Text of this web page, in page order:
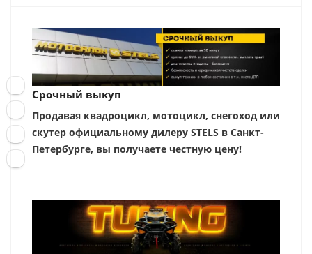
Срочный выкуп
Продавая квадроцикл, мотоцикл, снегоход или
скутер официальному дилеру STELS в Санкт-
Петербурге, вы получаете честную цену!